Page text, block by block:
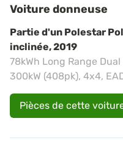
Voiture donneuse
Partie d'un Polestar
inclinée, 2019
78kWh Long Range
300kW (408pk), 4x4,
Pièces de cette